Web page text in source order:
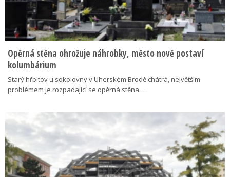
Opěrná stěna ohrožuje náhrobky, město nově postaví
kolumbárium
Starý hřbitov u sokolovny v Uherském Brodě chátrá, největším
problémem je rozpadající se opěrná stěna…